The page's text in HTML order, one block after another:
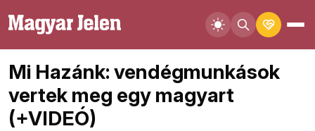
Mi Hazánk: vendégmunkások
vertek meg egy magyart
(+VIDEÓ)